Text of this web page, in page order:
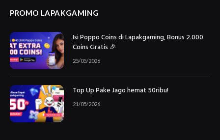
PROMO LAPAKGAMING
Isi Poppo Coins di Lapakgaming, Bonus 2.000
Coins Gratis 🎉
25/05/2026
Top Up Pake Jago hemat 50ribu!
21/05/2026